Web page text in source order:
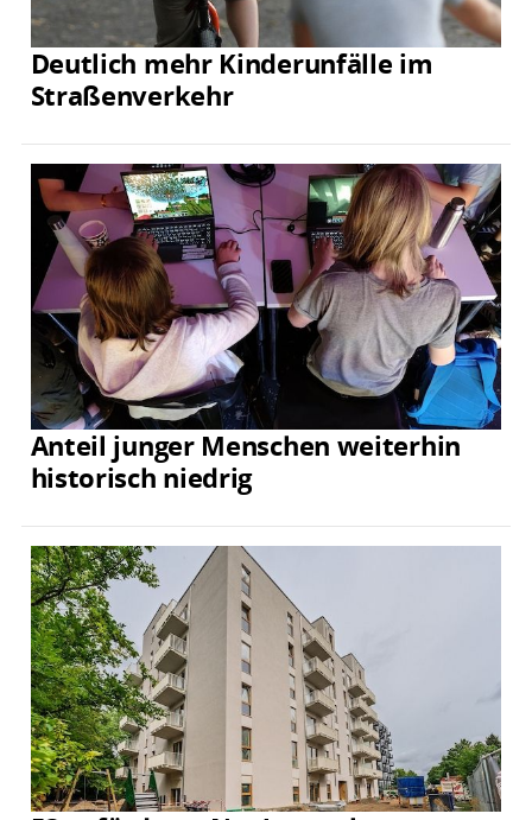
Deutlich mehr Kinderunfälle im
Straßenverkehr
Anteil junger Menschen weiterhin
historisch niedrig